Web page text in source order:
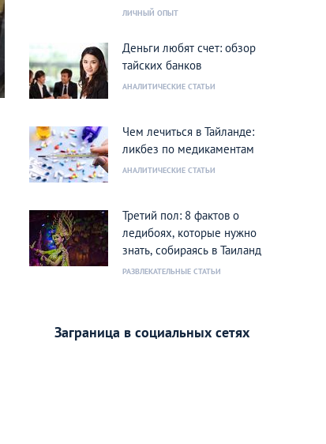
ЛИЧНЫЙ ОПЫТ
Деньги любят счет: обзор
тайских банков
АНАЛИТИЧЕСКИЕ СТАТЬИ
Чем лечиться в Тайланде:
ликбез по медикаментам
АНАЛИТИЧЕСКИЕ СТАТЬИ
Третий пол: 8 фактов о
ледибоях, которые нужно
знать, собираясь в Таиланд
РАЗВЛЕКАТЕЛЬНЫЕ СТАТЬИ
Заграница в социальных сетях